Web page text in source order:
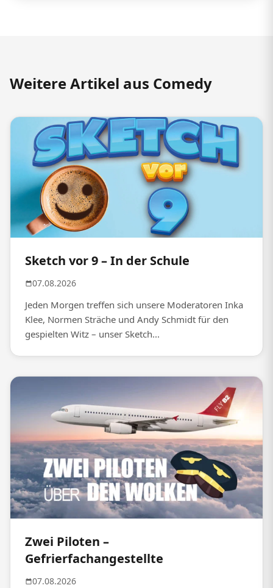
Weitere Artikel aus Comedy
Sketch vor 9 – In der Schule
07.08.2026
Jeden Morgen treffen sich unsere Moderatoren Inka
Klee, Normen Sträche und Andy Schmidt für den
gespielten Witz – unser Sketch...
Zwei Piloten –
Gefrierfachangestellte
07.08.2026